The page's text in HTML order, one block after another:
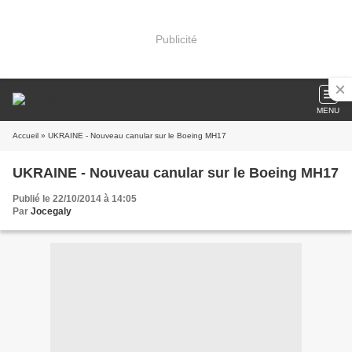
Publicité
MENU
Accueil » UKRAINE - Nouveau canular sur le Boeing MH17
UKRAINE - Nouveau canular sur le Boeing MH17
Publié le 22/10/2014 à 14:05
Par Jocegaly